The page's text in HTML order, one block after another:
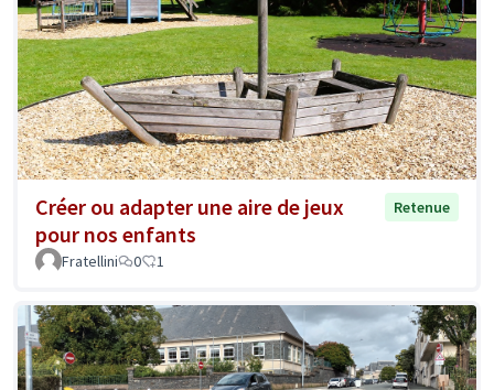
Créer ou adapter une aire de jeux
pour nos enfants
Retenue
Fratellini 0 1